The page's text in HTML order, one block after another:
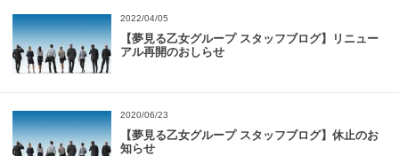
2022/04/05
【夢見る乙女グループ スタッフブログ】リニュー
アル再開のおしらせ
2020/06/23
【夢見る乙女グループ スタッフブログ】休止のお
知らせ